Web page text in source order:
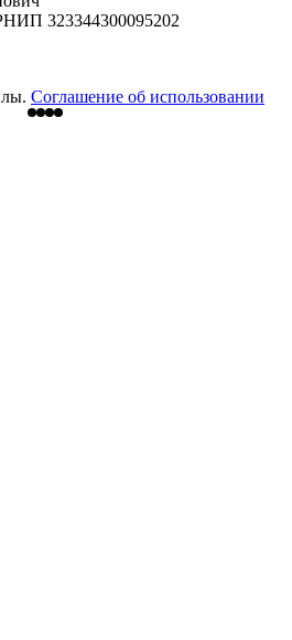
323344300095202
Соглашение об использовании